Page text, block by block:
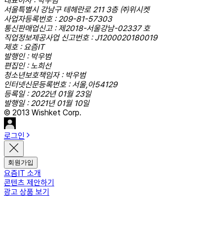
서울특별시 강남구 테헤란로 211 3층 ㈜위시켓
사업자등록번호 : 209-81-57303
통신판매업신고 : 제2018-서울강남-02337 호
직업정보제공사업 신고번호 : J1200020180019
제호 : 요즘IT
발행인 : 박우범
편집인 : 노희선
청소년보호책임자 : 박우범
인터넷신문등록번호 : 서울,아54129
등록일 : 2022년 01월 23일
발행일 : 2021년 01월 10일
© 2013 Wishket Corp.
로그인
회원가입
요즘IT 소개
콘텐츠 제안하기
광고 상품 보기